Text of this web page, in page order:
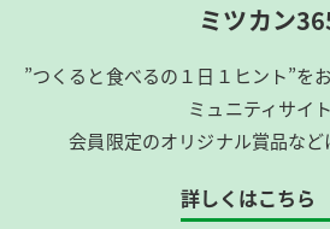
ミツカン
”つくると食べるの１日１ヒント”を
ミュニティサイト
会員限定のオリジナル賞品など
詳しくはこちら